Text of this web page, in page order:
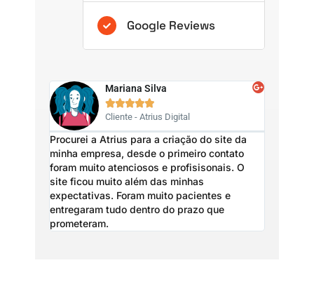
Google Reviews
Mariana Silva

Cliente - Atrius Digital
Procurei a Atrius para a criação do site da
minha empresa, desde o primeiro contato
foram muito atenciosos e profisisonais. O
site ficou muito além das minhas
expectativas. Foram muito pacientes e
entregaram tudo dentro do prazo que
prometeram.